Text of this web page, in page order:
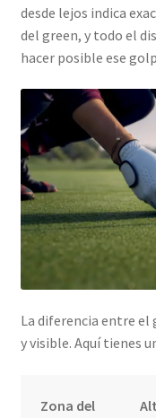
desde lejos indica
del green, y todo el
hacer posible ese
La diferencia entre el
y visible. Aquí tienes
Zona del